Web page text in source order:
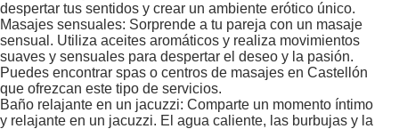
despertar tus sentidos y crear un ambiente erótico único.
Masajes sensuales: Sorprende a tu pareja con un masaje
sensual. Utiliza aceites aromáticos y realiza movimientos
suaves y sensuales para despertar el deseo y la pasión.
Puedes encontrar spas o centros de masajes en Castellón
que ofrezcan este tipo de servicios.
Baño relajante en un jacuzzi: Comparte un momento íntimo
y relajante en un jacuzzi. El agua caliente, las burbujas y la